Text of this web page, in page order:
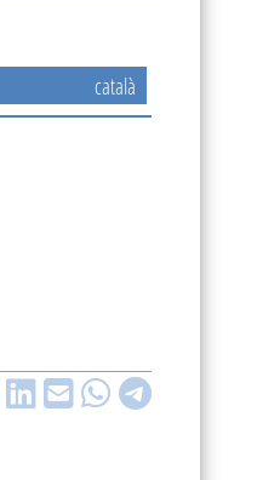
català